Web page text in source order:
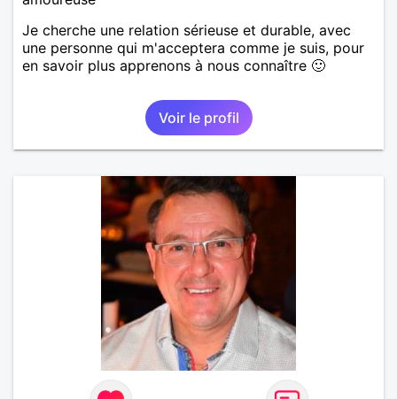
Je cherche une relation sérieuse et durable, avec
une personne qui m'acceptera comme je suis, pour
en savoir plus apprenons à nous connaître 🙂
Voir le profil